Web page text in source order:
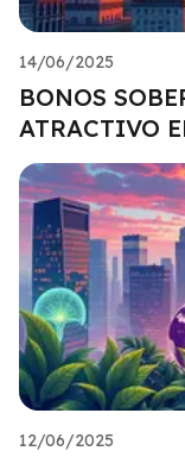
14/06/2025
BONOS
ATRACTIVO
12/06/2025